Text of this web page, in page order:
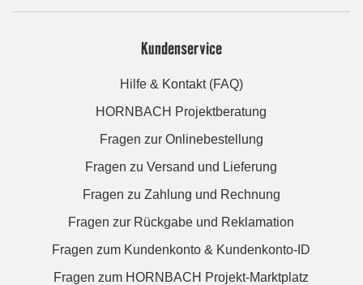
Kundenservice
Hilfe & Kontakt (FAQ)
HORNBACH Projektberatung
Fragen zur Onlinebestellung
Fragen zu Versand und Lieferung
Fragen zu Zahlung und Rechnung
Fragen zur Rückgabe und Reklamation
Fragen zum Kundenkonto & Kundenkonto-ID
Fragen zum HORNBACH Projekt-Marktplatz